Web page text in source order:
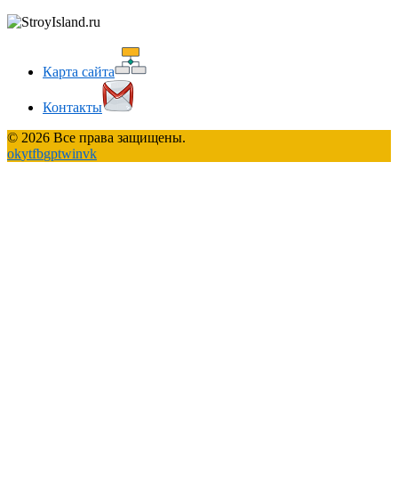
Карта сайта
Контакты
© 2026 Все права защищены.
okytfbgptwinvk